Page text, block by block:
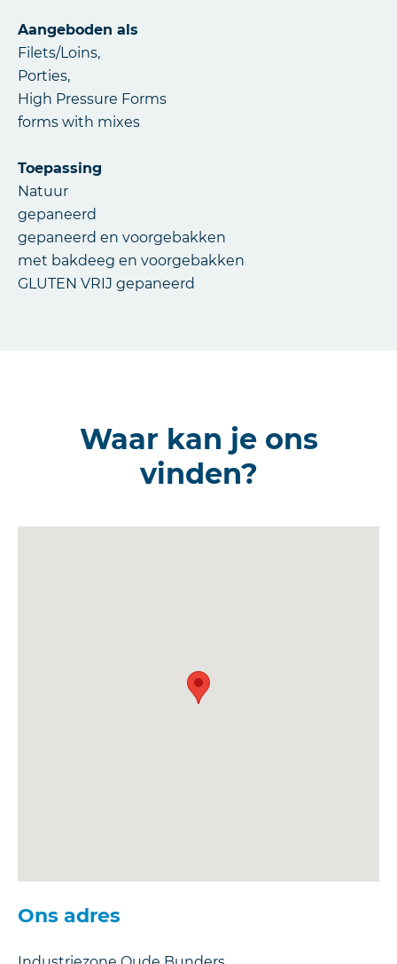
Aangeboden als
Filets/Loins,
Porties,
High Pressure Forms
forms with mixes
Toepassing
Natuur
gepaneerd
gepaneerd en voorgebakken
met bakdeeg en voorgebakken
GLUTEN VRIJ gepaneerd
Waar kan je ons
vinden?
Ons adres